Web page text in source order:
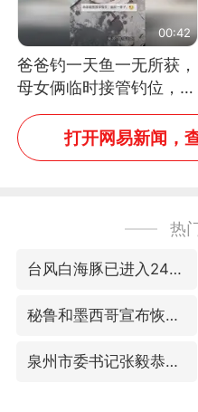
00:42
爸爸钓一天鱼一无所获，
母女俩临时接管钓位，用
玩具鱼竿钓上大鱼
打开网易新闻，
热
台风白海豚已进入24小时警戒线
秘鲁和墨西哥宣布恢复外交关系
泉州市委书记张毅恭被查